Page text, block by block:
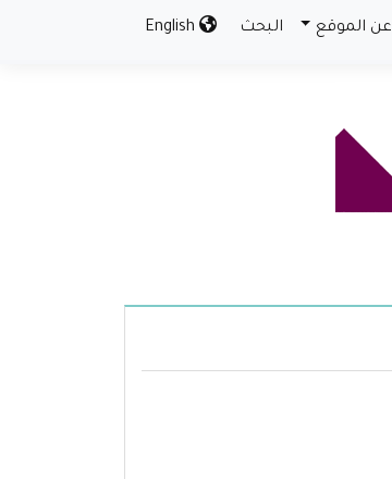
عن الموقع البحث